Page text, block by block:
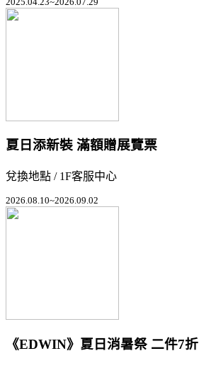
夏日添新裝 滿額贈展覽票
兌換地點 / 1F客服中心
2026.08.10~2026.09.02
《EDWIN》夏日消暑祭 二件7折